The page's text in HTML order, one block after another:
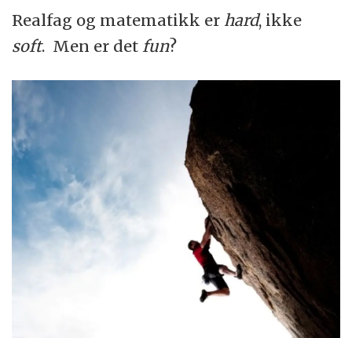
Realfag og matematikk er hard, ikke
soft. Men er det fun?